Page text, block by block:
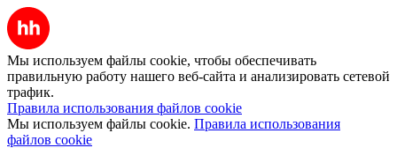
Мы используем файлы cookie, чтобы обеспечивать
правильную работу нашего веб-сайта и анализировать сетевой
трафик.
Правила использования файлов cookie
Мы используем файлы cookie. Правила использования
файлов cookie